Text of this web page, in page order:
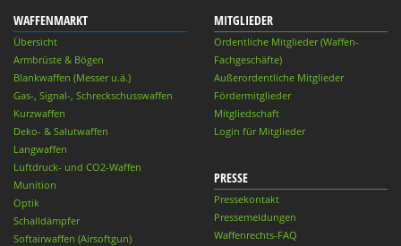
WAFFENMARKT
Übersicht
Armbrüste & Bögen
Blankwaffen (Messer u.ä.)
Gas-, Signal-, Schreckschusswaffen
Kurzwaffen
Deko- & Salutwaffen
Langwaffen
Luftdruck- und CO2-Waffen
Munition
Optik
Schalldämpfer
Softairwaffen (Airsoftgun)
MITGLIEDER
Ordentliche Mitglieder (Waffen-
Fachgeschäfte)
Außerordentliche Mitglieder
Fördermitglieder
Mitgliedschaft
Login für Mitglieder
PRESSE
Pressekontakt
Pressemeldungen
Waffenrechts-FAQ